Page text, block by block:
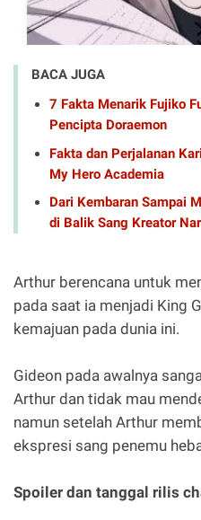
BACA JUGA
7 Fakta Menarik Fujiko
Pencipta Doraemon
Fakta dan Perjalanan
My Hero Academia
Dari Kembaran Sampai
di Balik Sang Kreator
Arthur berencana untuk
pada saat ia menjadi King
kemajuan pada dunia ini.
Gideon pada awalnya
Arthur dan tidak mau
namun setelah Arthur
ekspresi sang penemu
Spoiler dan tanggal rilis